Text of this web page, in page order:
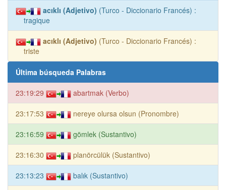
acıklı (Adjetivo) (Turco - Diccionario Francés) :
tragique
acıklı (Adjetivo) (Turco - Diccionario Francés) :
triste
Última búsqueda Palabras
23:19:29 abartmak (Verbo)
23:17:53 nereye olursa olsun (Pronombre)
23:16:59 gömlek (Sustantivo)
23:16:30 planörcülük (Sustantivo)
23:13:23 balık (Sustantivo)